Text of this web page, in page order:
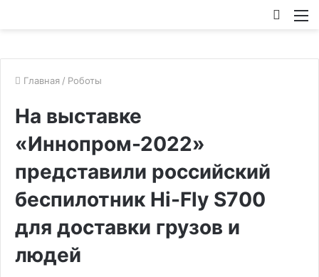
Главная / Роботы
На выставке
«Иннопром-2022»
представили российский
беспилотник Hi-Fly S700
для доставки грузов и
людей